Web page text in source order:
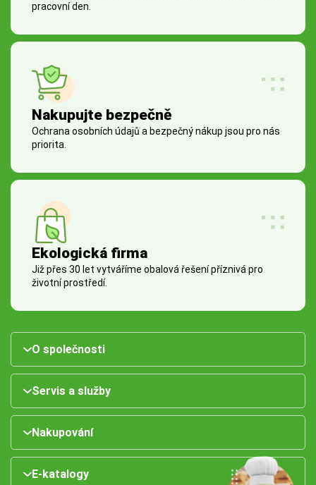
pracovní den.
Nakupujte bezpečně
Ochrana osobních údajů a bezpečný nákup jsou pro nás
priorita.
Ekologická firma
Již přes 30 let vytváříme obalová řešení příznivá pro
životní prostředí.
O společnosti
Servis a služby
Nakupování
E-katalogy